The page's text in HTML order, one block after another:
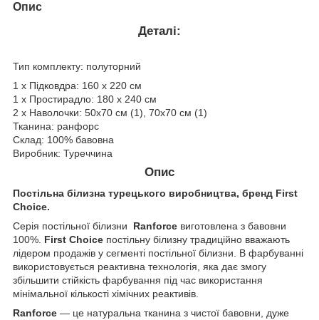
Опис
Деталі:
Тип комплекту: полуторний
1 х Підковдра: 160 х 220 см
1 х Простирадло: 180 х 240 см
2 х Наволочки: 50х70 см (1), 70х70 см (1)
Тканина: ранфорс
Склад: 100% бавовна
Виробник: Туреччина
Опис
Постільна білизна турецького виробництва, бренд First
Choice.
Серія постільної білизни Ranforce виготовлена з бавовни
100%. First Choice постільну білизну традиційно вважають
лідером продажів у сегменті постільної білизни. В фарбуванні
використовується реактивна технологія, яка дає змогу
збільшити стійкість фарбування під час використання
мінімальної кількості хімічних реактивів.
Ranforce — це натуральна тканина з чистої бавовни, дуже